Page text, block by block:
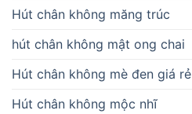
Hút chân không măng trúc
hút chân không mật ong chai
Hút chân không mè đen giá rẻ
Hút chân không mộc nhĩ